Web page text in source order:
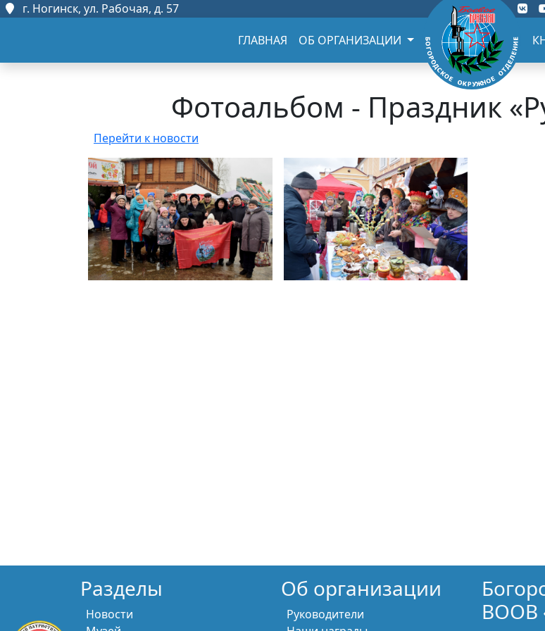
г. Ногинск, ул. Рабочая, д. 57
ГЛАВНАЯ ОБ ОРГАНИЗАЦИИ
Фотоальбом - Праздник
Перейти к новости
Разделы
Новости
Об организации
Руководители
ВООВ